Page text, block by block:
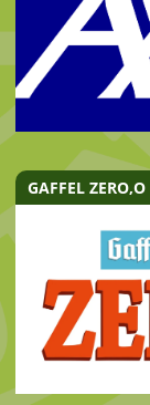
GAFFEL ZERO,O